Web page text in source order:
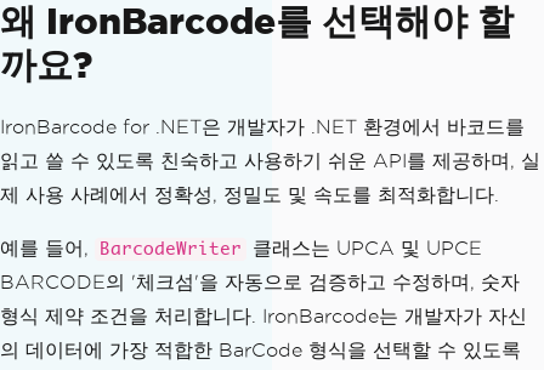
왜 IronBarcode를 선택해야 할
까요?
IronBarcode for .NET은 개발자가 .NET 환경에서 바코드를
읽고 쓸 수 있도록 친숙하고 사용하기 쉬운 API를 제공하며, 실
제 사용 사례에서 정확성, 정밀도 및 속도를 최적화합니다.
예를 들어, BarcodeWriter
클래스는 UPCA 및 UPCE
BARCODE의 '체크섬'을 자동으로 검증하고 수정하며, 숫자
형식 제약 조건을 처리합니다. IronBarcode는 개발자가 자신
의 데이터에 가장 적합한 BarCode 형식을 선택할 수 있도록